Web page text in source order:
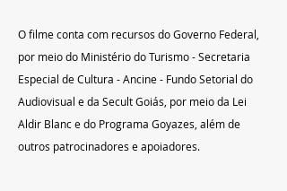
O filme conta com recursos do Governo Federal,
por meio do Ministério do Turismo - Secretaria
Especial de Cultura - Ancine - Fundo Setorial do
Audiovisual e da Secult Goiás, por meio da Lei
Aldir Blanc e do Programa Goyazes, além de
outros patrocinadores e apoiadores.